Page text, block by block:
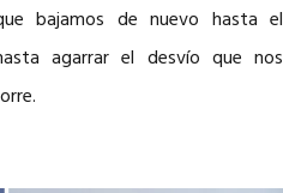
bajamos de nuevo hasta el
agarrar el desvío que nos